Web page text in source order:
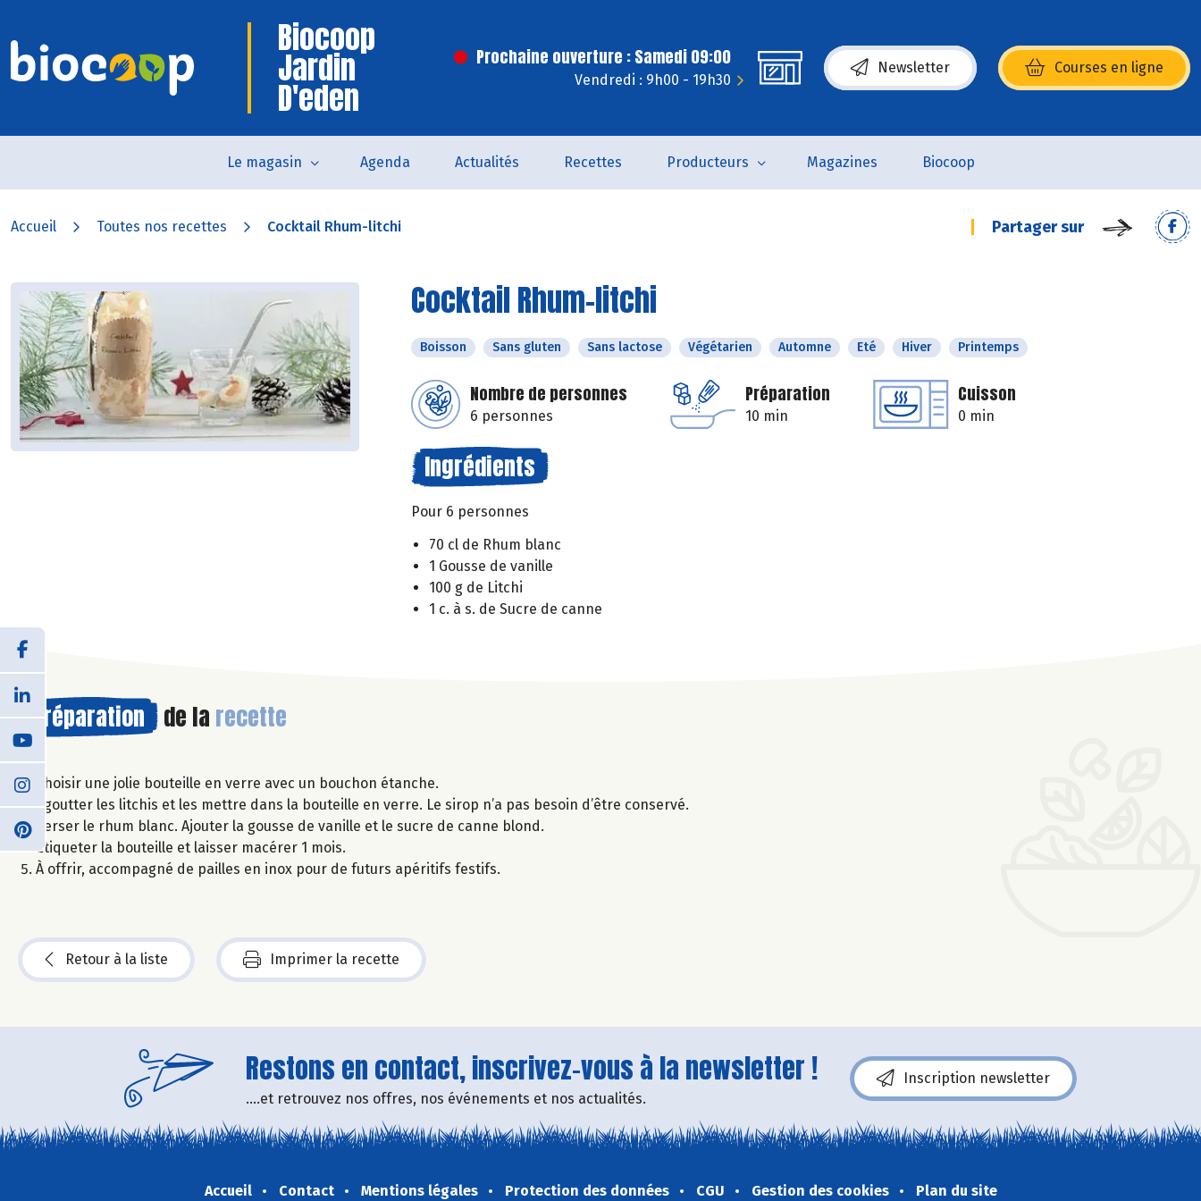
Biocoop
Jardin
D'eden
Prochaine ouverture : Samedi 09:00
Vendredi : 9h00 - 19h30
Newsletter Courses en ligne
(s’ouvre dans une nouvelle fenêtre)
Le magasin Agenda Actualités Recettes Producteurs Magazines Biocoop
Accueil Toutes nos recettes Cocktail Rhum-litchi Partager sur
Cocktail Rhum-litchi
Boisson Sans gluten Sans lactose Végétarien Automne Eté Hiver Printemps
Nombre de personnes
6 personnes
Préparation
10 min
Cuisson
0 min
Ingrédients
Pour 6 personnes
70 cl de Rhum blanc
1 Gousse de vanille
100 g de Litchi
1 c. à s. de Sucre de canne
Préparation de la recette
Choisir une jolie bouteille en verre avec un bouchon étanche.
Égoutter les litchis et les mettre dans la bouteille en verre. Le sirop n’a pas besoin d’être conservé.
Verser le rhum blanc. Ajouter la gousse de vanille et le sucre de canne blond.
Étiqueter la bouteille et laisser macérer 1 mois.
À offrir, accompagné de pailles en inox pour de futurs apéritifs festifs.
Retour à la liste Imprimer la recette
Restons en contact, inscrivez-vous à la newsletter !
....et retrouvez nos offres, nos événements et nos actualités.
Inscription newsletter
Accueil Contact Mentions légales Protection des données CGU Gestion des cookies Plan du site